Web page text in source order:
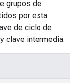
grupos de
por esta
de ciclo de
clave intermedia.